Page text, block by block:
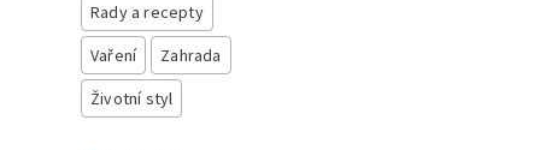
Rady a recepty
Vaření
Zahrada
Životní styl